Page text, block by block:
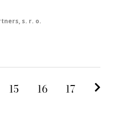
s. r. o.
15 16 17